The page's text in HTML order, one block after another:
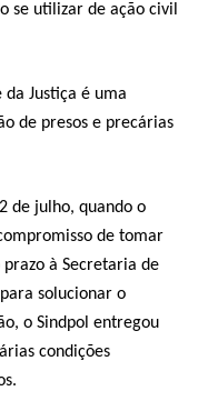
se utilizar de ação civil
Justiça é uma
de presos e precárias
de julho, quando o
de tomar
à Secretaria de
solucionar o
o Sindpol entregou
condições